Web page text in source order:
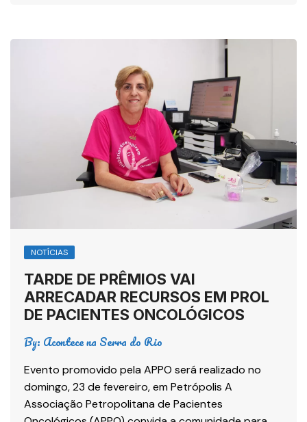
NOTÍCIAS
TARDE DE PRÊMIOS VAI
ARRECADAR RECURSOS EM PROL
DE PACIENTES ONCOLÓGICOS
By: Acontece na Serra do Rio
Evento promovido pela APPO será realizado no
domingo, 23 de fevereiro, em Petrópolis A
Associação Petropolitana de Pacientes